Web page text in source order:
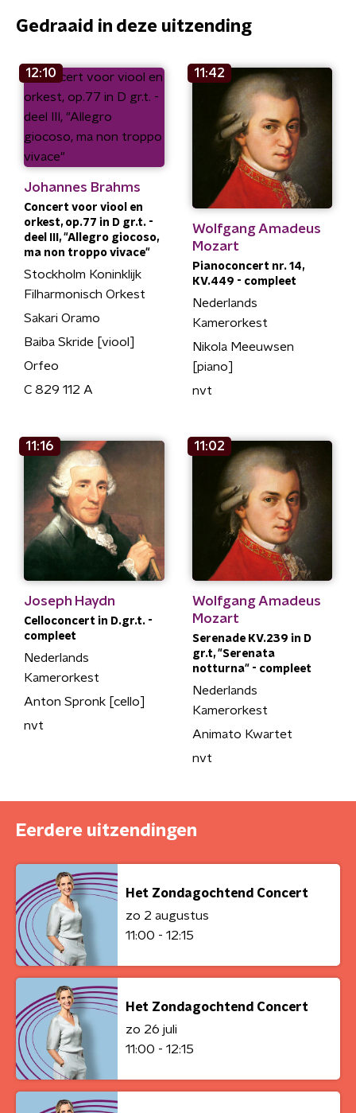
Gedraaid in deze uitzending
12:10
Johannes Brahms
Concert voor viool en
orkest, op.77 in D gr.t. -
deel III, "Allegro giocoso,
ma non troppo vivace"
Stockholm Koninklijk
Filharmonisch Orkest
Sakari Oramo
Baiba Skride [viool]
Orfeo
C 829 112 A
11:42
Wolfgang Amadeus
Mozart
Pianoconcert nr. 14,
KV.449 - compleet
Nederlands
Kamerorkest
Nikola Meeuwsen
[piano]
nvt
11:16
Joseph Haydn
Celloconcert in D.gr.t. -
compleet
Nederlands
Kamerorkest
Anton Spronk [cello]
nvt
11:02
Wolfgang Amadeus
Mozart
Serenade KV.239 in D
gr.t, "Serenata
notturna" - compleet
Nederlands
Kamerorkest
Animato Kwartet
nvt
Eerdere uitzendingen
Het Zondagochtend Concert
zo 2 augustus
11:00 - 12:15
Het Zondagochtend Concert
zo 26 juli
11:00 - 12:15